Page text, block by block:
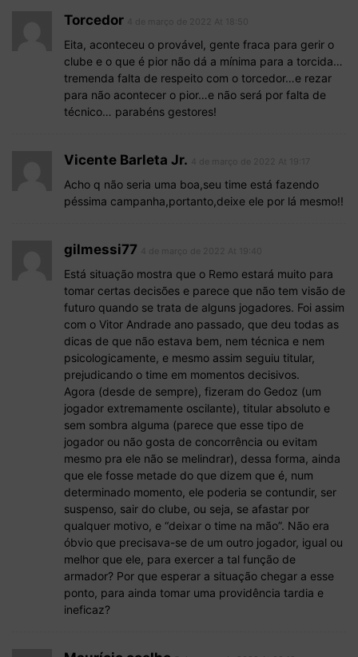
Torcedor
Eita, aconteceu o provável, gente fraca para gerir o
clube e o que é pior não dá a mínima para a torcida…
tremenda falta de respeito com o torcedor…e rezar
para não acontecer o pior…e não será por falta de
técnico… parabéns gestores!
Vicente Barleta Jr.
Acho q não seria uma boa,seu time está fazendo
péssima campanha,portanto,deixe ele por lá mesmo!!
gilmessi77
Está situação mostra que o Remo estará muito para
tomar certas decisões e parece que não tem visão de
futuro quando se trata de alguns jogadores. Foi assim
com o Vitor Andrade ano passado, que deu todas as
dicas de que não estava bem, nem técnica e nem
psicologicamente, e mesmo assim seguiu titular,
prejudicando o time em momentos decisivos.
Agora (desde de sempre), fizeram do Gedoz (um
jogador extremamente oscilante), titular absoluto e
sem sombra alguma (parece que esse tipo de
jogador ou não gosta de concorrência ou evitam
mesmo pra ele não se melindrar), dessa forma, ainda
que ele fosse metade do que dizem que é, num
determinado momento, ele poderia se contundir, ser
suspenso, sair do clube, ou seja, se afastar por
qualquer motivo, e “deixar o time na mão”. Não era
óbvio que precisava-se de um outro jogador, igual ou
melhor que ele, para exercer a tal função de
armador? Por que esperar a situação chegar a esse
ponto, para ainda tomar uma providência tardia e
ineficaz?